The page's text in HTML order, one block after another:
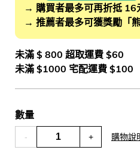
→ 購買者最多可再折抵 16
→ 推薦者最多可獲獎勵「
未滿 $ 800 超取運費 $60
未滿 $1000 宅配運費 $100
數量
- + 購物說